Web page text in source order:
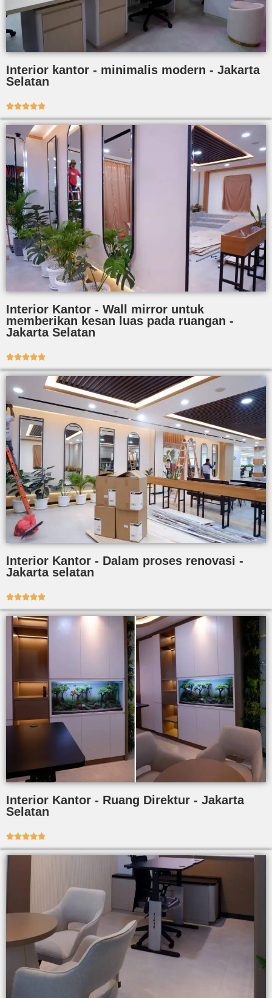
Interior kantor - minimalis modern - Jakarta
Selatan

Interior Kantor - Wall mirror untuk
memberikan kesan luas pada ruangan -
Jakarta Selatan

Interior Kantor - Dalam proses renovasi -
Jakarta selatan

Interior Kantor - Ruang Direktur - Jakarta
Selatan
